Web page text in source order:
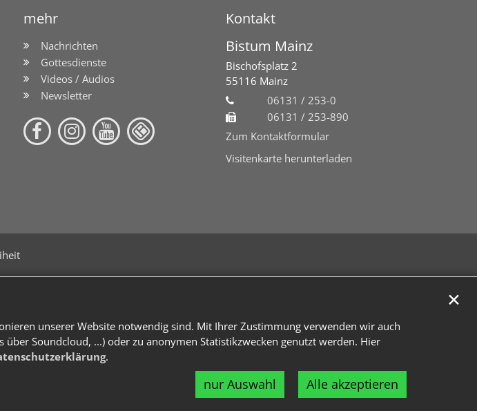
unserer Website notwendig sind. Mit Ihrer Zustimmung verwenden wir auch
Soundcloud, ...) oder zu anonymen Statistikzwecken genutzt werden. Hier
.
nur Auswahl Alle akzeptieren
✕
mehr Kontakt
Nachrichten
Gottesdienste
Videos / Audios
Newsletter
Bistum Mainz
Bischofsplatz 2
55116 Mainz
06131 / 253-0
06131 / 253-890
Zum Kontaktformular
Visitenkarte herunterladen